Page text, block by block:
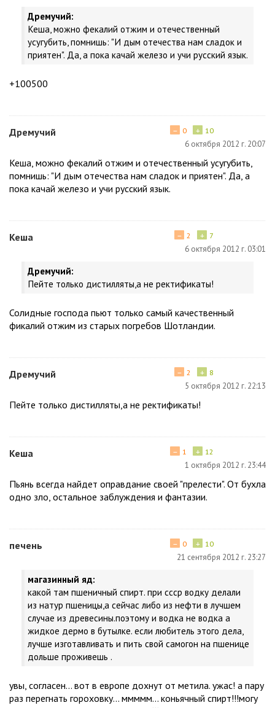
Дремучий:
Кеша, можно фекалий отжим и отечественный
усугубить, помнишь: "И дым отечества нам сладок и
приятен". Да, а пока качай железо и учи русский язык.
+100500
Дремучий + 10
− 0
6 октября 2012 г. 20:07
Кеша, можно фекалий отжим и отечественный усугубить,
помнишь: "И дым отечества нам сладок и приятен". Да, а
пока качай железо и учи русский язык.
Кеша + 7
− 2
6 октября 2012 г. 03:01
Дремучий:
Пейте только дистилляты,а не ректификаты!
Солидные господа пьют только самый качественный
фикалий отжим из старых погребов Шотландии.
Дремучий + 8
− 2
5 октября 2012 г. 22:13
Пейте только дистилляты,а не ректификаты!
Кеша + 12
− 1
1 октября 2012 г. 23:44
Пьянь всегда найдет оправдание своей "прелести". От бухла
одно зло, остальное заблуждения и фантазии.
печень + 10
− 0
21 сентября 2012 г. 23:27
магазинный яд:
какой там пшеничный спирт. при ссср водку делали
из натур пшеницы,а сейчас либо из нефти в лучшем
случае из древесины.поэтому и водка не водка а
жидкое дермо в бутылке. если любитель этого дела,
лучше изготавливать и пить свой самогон на пшенице
дольше проживешь .
увы, согласен... вот в европе дохнут от метила. ужас! а пару
раз перегнать гороховку... ммммм... коньячный спирт!!!могу